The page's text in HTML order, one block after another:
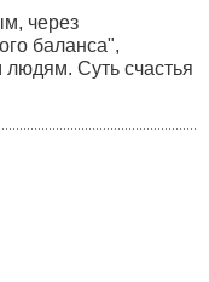
через
баланса",
людям. Суть счастья